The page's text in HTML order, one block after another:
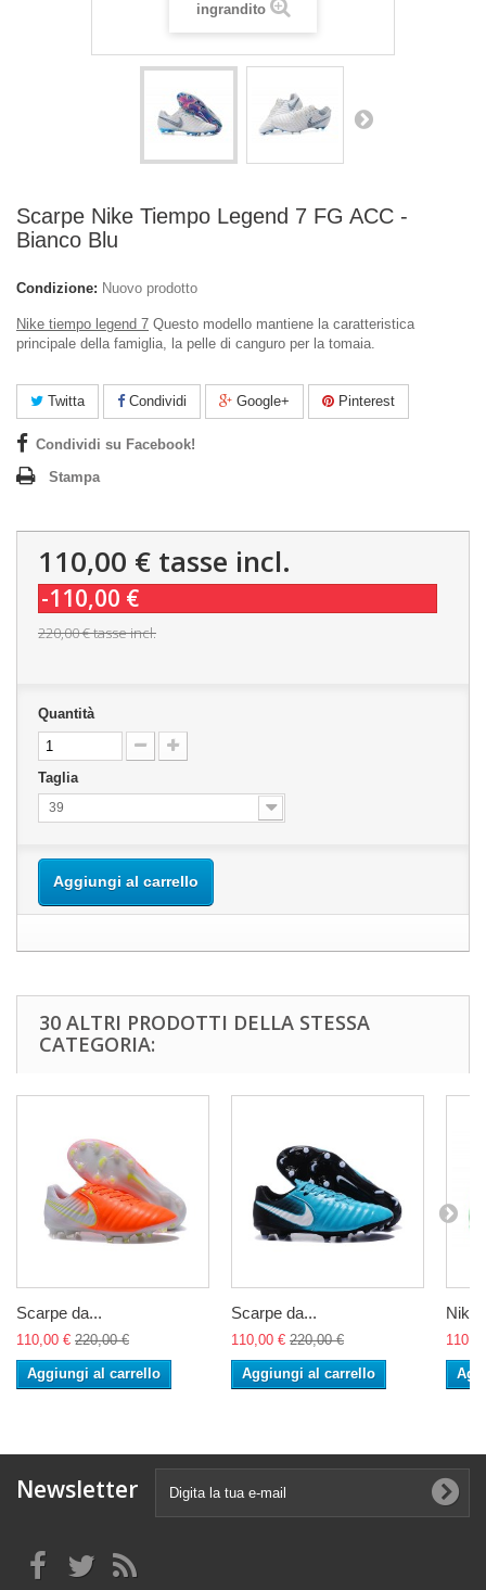
ingrandito
Scarpe Nike Tiempo Legend 7 FG ACC -
Bianco Blu
Condizione: Nuovo prodotto
Nike tiempo legend 7 Questo modello mantiene la caratteristica
principale della famiglia, la pelle di canguro per la tomaia.
Twitta Condividi Google+ Pinterest
Condividi su Facebook!
Stampa
110,00 € tasse incl.
-110,00 €
220,00 €tasse incl.
Quantità
Taglia
39
Aggiungi al carrello
30 ALTRI PRODOTTI DELLA STESSA
CATEGORIA:
Scarpe da...
110,00 € 220,00 €
Aggiungi al carrello
Scarpe da...
110,00 € 220,00 €
Aggiungi al carrello
Nike
Newsletter